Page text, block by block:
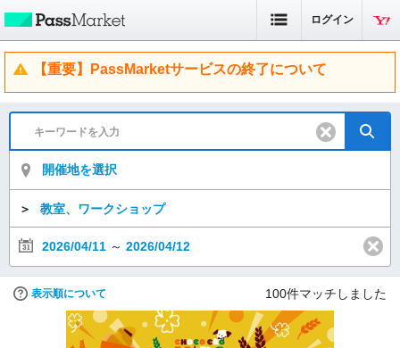
ログイン
【重要】PassMarketサービスの終了について
開催地を選択
＞ 教室、ワークショップ
2026/04/11 ～ 2026/04/12
表示順について 100件マッチしました